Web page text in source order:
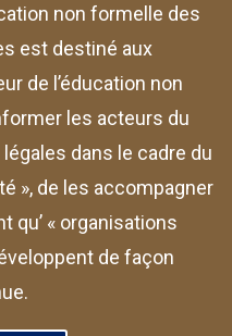
non formelle des
est destiné aux
de l’éducation non
les acteurs du
dans le cadre du
», de les accompagner
qu’ « organisations
de façon